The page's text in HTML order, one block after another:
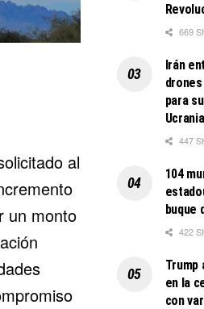
al
un monto
669
Irán
para
Ucrania
447
104
buque
422
Trump
en la
con